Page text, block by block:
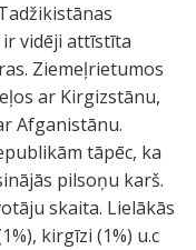
ir vidēji attīstīta
Ziemeļrietumos
ar Kirgizstānu,
Afganistānu.
tāpēc, ka
pilsoņu karš.
skaita. Lielākās
kirgīzi (1%) u.c